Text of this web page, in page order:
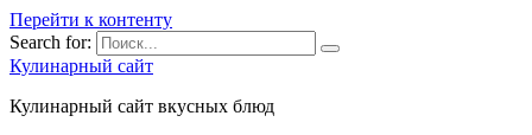
Перейти к контенту
Search for:
Кулинарный сайт
Кулинарный сайт вкусных блюд